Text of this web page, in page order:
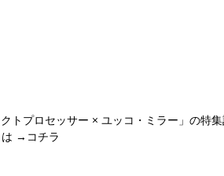
プロセッサー × ユッコ・ミラー」の特
は →コチラ